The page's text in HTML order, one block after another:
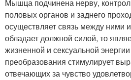
Мышца подчинена нерву,
половых органов и заднего
осуществляет связь между ними
обладает должной силой, то
жизненной и сексуальной
преобразования стимулирует
отвечающих за чувство